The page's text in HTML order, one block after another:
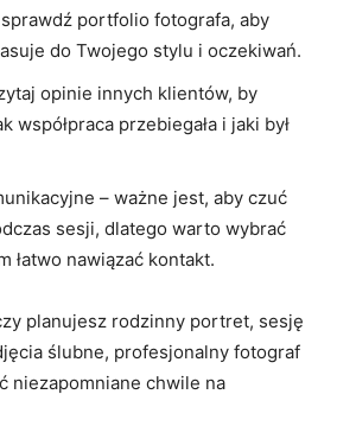
portfolio fotografa, aby
do Twojego stylu i oczekiwań.
opinie innych klientów, by
współpraca przebiegała i jaki ⁣był
– ważne jest, aby‍ czuć
sesji, dlatego warto⁣ wybrać
⁤łatwo nawiązać⁣ kontakt.
planujesz rodzinny ⁢portret, sesję
⁤ślubne, profesjonalny fotograf
niezapomniane chwile​ na